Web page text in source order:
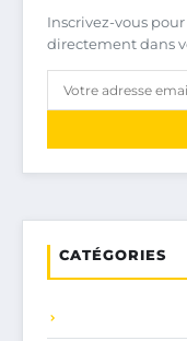
Inscrivez-vous
directement dans
CATÉGORIES